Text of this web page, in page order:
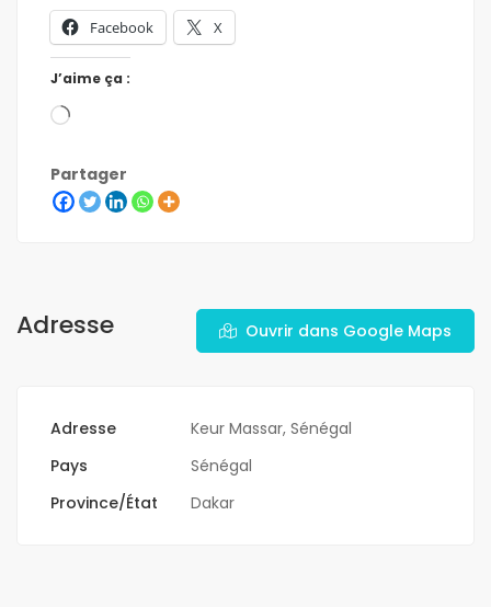
Facebook X
J’aime ça :
Partager
Adresse Ouvrir dans Google Maps
Adresse
Keur Massar, Sénégal
Pays
Sénégal
Province/État
Dakar